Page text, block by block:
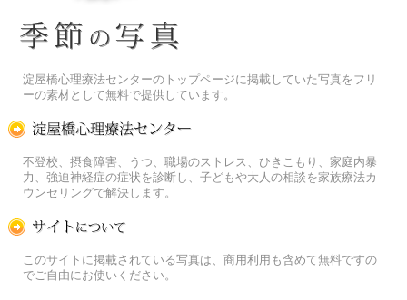
淀屋橋心理療法センターのトップページに掲載していた写真をフリ
ーの素材として無料で提供しています。
不登校、摂食障害、うつ、職場のストレス、ひきこもり、家庭内暴
力、強迫神経症の症状を診断し、子どもや大人の相談を家族療法カ
ウンセリングで解決します。
このサイトに掲載されている写真は、商用利用も含めて無料ですの
でご自由にお使いください。